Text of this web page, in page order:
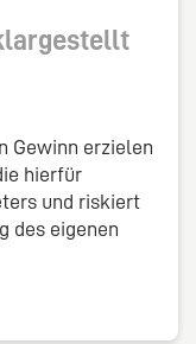
Gewinn erzielen
hierfür
und riskiert
des eigenen